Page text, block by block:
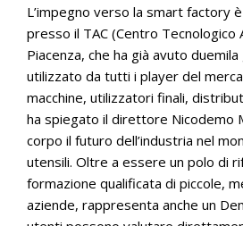
L’impegno verso la smart factory
presso il TAC (Centro Tecnologico
Piacenza, che ha già avuto
utilizzato da tutti i player del
macchine, utilizzatori finali,
ha spiegato il direttore Nicodemo
corpo il futuro dell’industria nel
utensili. Oltre a essere un polo di
formazione qualificata di piccole,
aziende, rappresenta anche un